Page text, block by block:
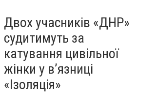
Двох учасників «ДНР»
судитимуть за
катування цивільної
жінки у в’язниці
«Ізоляція»